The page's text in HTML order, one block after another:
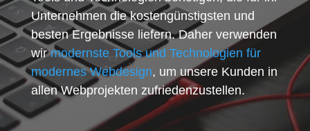
Unternehmen die kostengünstigsten und
besten Ergebnisse liefern. Daher verwenden
wirmodernste Tools und Technologien für
modernes Webdesign, um unsere Kunden in
allen Webprojekten zufriedenzustellen.